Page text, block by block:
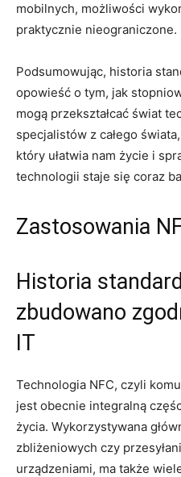
mobilnych, możliwości
praktycznie nieograniczone.
Podsumowując, historia
opowieść o tym, jak
mogą przekształcać świat
specjalistów z całego
który ułatwia nam życie i
technologii staje się coraz
Zastosowania
Historia
zbudowano
IT
Technologia NFC, czyli
jest obecnie integralną
życia. Wykorzystywana
zbliżeniowych czy
urządzeniami, ma także